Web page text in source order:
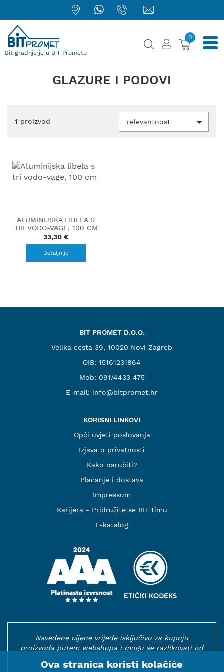
Bit gradnje je u BiT Prometu
0
GLAZURE I PODOVI
1 proizvod relevantnost
ALUMINIJSKA LIBELA S
TRI VODO-VAGE, 100 CM
33,30 €
Detaljnije
BIT PROMET D.O.O.
Velika cesta 39, 10020 Novi Zagreb
OIB: 15161231864
Mob: 091/4433 475
E-mail: info@bitpromet.hr
KORISNI LINKOVI
Opći uvjeti poslovanja
Izjava o privatnosti
Kako naručiti?
Plaćanje i dostava
Impressum
Karijera - Pridružite se BIT timu
E-katalog
Navedene cijene vrijede isključivo za kupnju
proizvoda putem webshopa i mogu se razlikovati od
Ova stranica koristi kolačiće